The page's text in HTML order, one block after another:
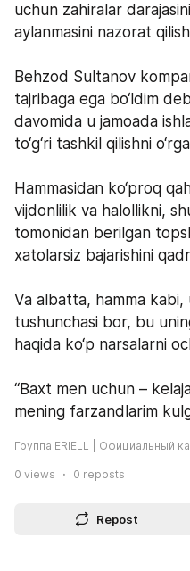
uchun zahiralar
aylanmasini nazorat
Behzod Sultanov
tajribaga ega bo‘ldim
davomida u jamoada
to‘g‘ri tashkil qilishni
Hammasidan ko‘proq
vijdonlilik va halollikni,
tomonidan berilgan
xatolarsiz bajarishini
Va albatta, hamma kabi,
tushunchasi bor, bu
haqida ko‘p narsalarni
“Baxt men uchun –
mening farzandlarim
Группа ERIELL | Официальный
0 views 0 reposts
Repost